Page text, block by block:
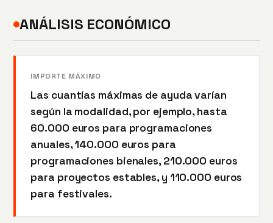
ANÁLISIS ECONÓMICO
IMPORTE MÁXIMO
Las cuantías máximas de ayuda varían
según la modalidad, por ejemplo, hasta
60.000 euros para programaciones
anuales, 140.000 euros para
programaciones bienales, 210.000 euros
para proyectos estables, y 110.000 euros
para festivales.